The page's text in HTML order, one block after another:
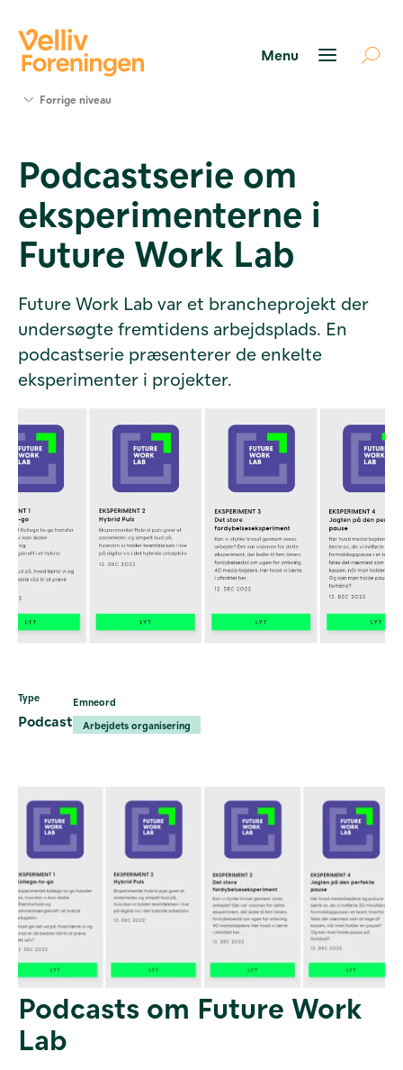
Værktøjer
og viden
Om Velliv
Foreningen
Kontakt
os
Forrige niveau
Podcastserie om
eksperimenterne i
Future Work Lab
Future Work Lab var et brancheprojekt der
undersøgte fremtidens arbejdsplads. En
podcastserie præsenterer de enkelte
eksperimenter i projekter.
Type
Podcast
Emneord
Arbejdets organisering
Podcasts om Future Work
Lab